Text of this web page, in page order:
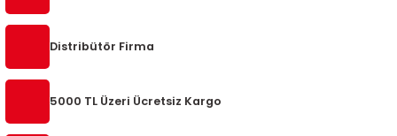
Ürün açıklamasında eksik bilgiler bulunuyor.
Bu ürüne benzer farklı alternatifler olmalı.
Distribütör Firma
5000 TL Üzeri Ücretsiz Kargo